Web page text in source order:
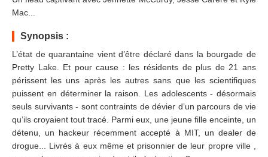
Mac...
Synopsis :
L’état de quarantaine vient d’être déclaré dans la bourgade de
Pretty Lake. Et pour cause : les résidents de plus de 21 ans
périssent les uns après les autres sans que les scientifiques
puissent en déterminer la raison. Les adolescents - désormais
seuls survivants - sont contraints de dévier d’un parcours de vie
qu’ils croyaient tout tracé. Parmi eux, une jeune fille enceinte, un
détenu, un hackeur récemment accepté à MIT, un dealer de
drogue... Livrés à eux même et prisonnier de leur propre ville ,